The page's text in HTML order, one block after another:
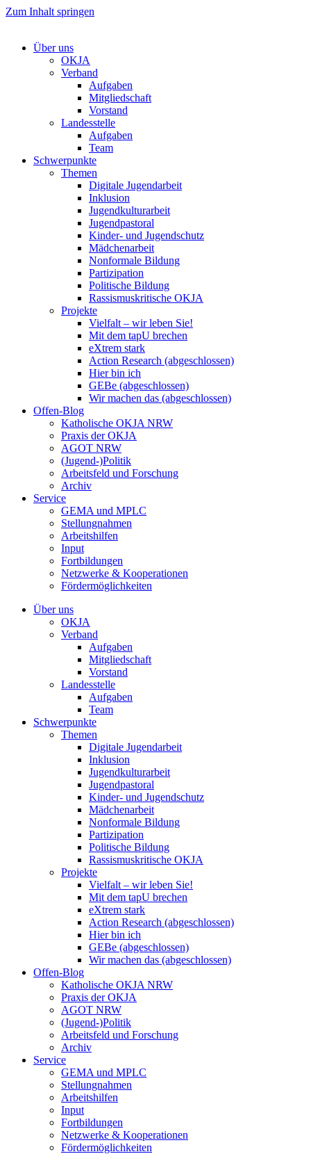
Zum Inhalt springen
Über uns
OKJA
Verband
Aufgaben
Mitgliedschaft
Vorstand
Landesstelle
Aufgaben
Team
Schwerpunkte
Themen
Digitale Jugendarbeit
Inklusion
Jugendkulturarbeit
Jugendpastoral
Kinder- und Jugendschutz
Mädchenarbeit
Nonformale Bildung
Partizipation
Politische Bildung
Rassismuskritische OKJA
Projekte
Vielfalt – wir leben Sie!
Mit dem tapU brechen
eXtrem stark
Action Research (abgeschlossen)
Hier bin ich
GEBe (abgeschlossen)
Wir machen das (abgeschlossen)
Offen-Blog
Katholische OKJA NRW
Praxis der OKJA
AGOT NRW
(Jugend-)Politik
Arbeitsfeld und Forschung
Archiv
Service
GEMA und MPLC
Stellungnahmen
Arbeitshilfen
Input
Fortbildungen
Netzwerke & Kooperationen
Fördermöglichkeiten
Über uns
OKJA
Verband
Aufgaben
Mitgliedschaft
Vorstand
Landesstelle
Aufgaben
Team
Schwerpunkte
Themen
Digitale Jugendarbeit
Inklusion
Jugendkulturarbeit
Jugendpastoral
Kinder- und Jugendschutz
Mädchenarbeit
Nonformale Bildung
Partizipation
Politische Bildung
Rassismuskritische OKJA
Projekte
Vielfalt – wir leben Sie!
Mit dem tapU brechen
eXtrem stark
Action Research (abgeschlossen)
Hier bin ich
GEBe (abgeschlossen)
Wir machen das (abgeschlossen)
Offen-Blog
Katholische OKJA NRW
Praxis der OKJA
AGOT NRW
(Jugend-)Politik
Arbeitsfeld und Forschung
Archiv
Service
GEMA und MPLC
Stellungnahmen
Arbeitshilfen
Input
Fortbildungen
Netzwerke & Kooperationen
Fördermöglichkeiten